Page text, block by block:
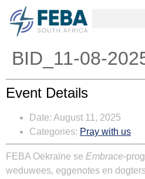
BID_11-08-
Event Details
Date: August 11, 2025
Categories: Pray with us
FEBA Oekraïne se Embrace-
weduwees, eggenotes en